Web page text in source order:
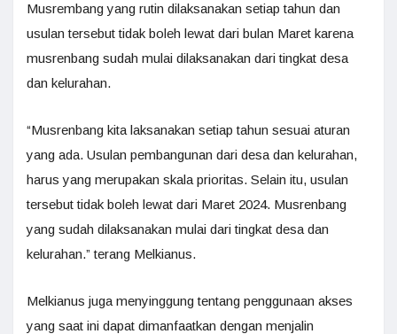
Musrembang yang rutin dilaksanakan setiap tahun dan
usulan tersebut tidak boleh lewat dari bulan Maret karena
musrenbang sudah mulai dilaksanakan dari tingkat desa
dan kelurahan.
“Musrenbang kita laksanakan setiap tahun sesuai aturan
yang ada. Usulan pembangunan dari desa dan kelurahan,
harus yang merupakan skala prioritas. Selain itu, usulan
tersebut tidak boleh lewat dari Maret 2024. Musrenbang
yang sudah dilaksanakan mulai dari tingkat desa dan
kelurahan.” terang Melkianus.
Melkianus juga menyinggung tentang penggunaan akses
yang saat ini dapat dimanfaatkan dengan menjalin